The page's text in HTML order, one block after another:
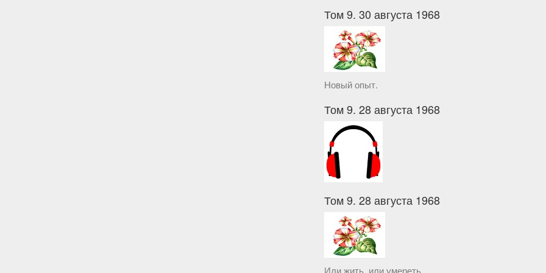
Том 9. 30 августа 1968
Новый опыт.
Том 9. 28 августа 1968
Том 9. 28 августа 1968
Или жить, или умереть.